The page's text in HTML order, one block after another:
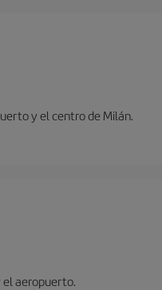
y el centro de Milán.
el aeropuerto.